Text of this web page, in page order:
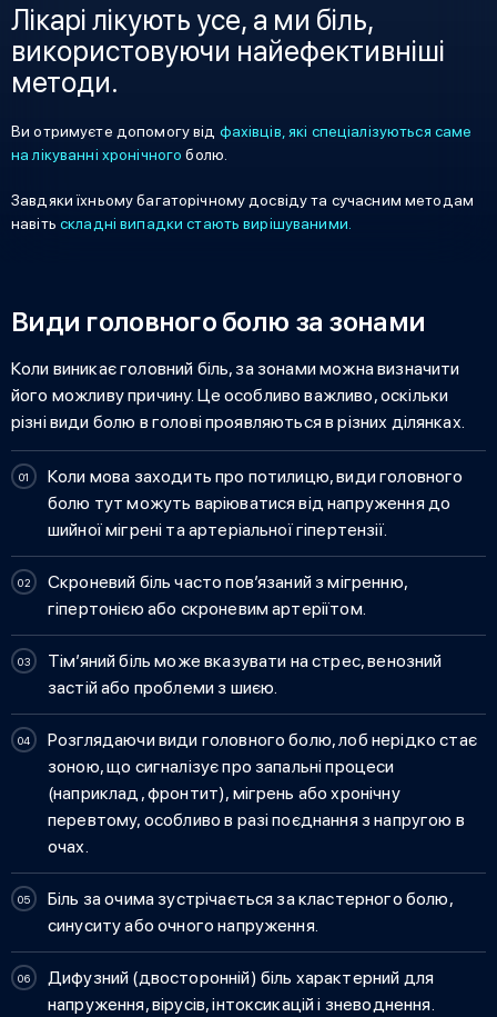
Лікарі лікують усе, а ми біль,
використовуючи найефективніші
методи.
Ви отримуєте допомогу від фахівців, які спеціалізуються саме
на лікуванні хронічного болю.
Завдяки їхньому багаторічному досвіду та сучасним методам
навіть складні випадки стають вирішуваними.
Види головного болю за зонами
Коли виникаєголовний біль, за зонамиможна визначити
його можливу причину. Це особливо важливо, оскільки
різнівиди болю в головіпроявляються в різних ділянках.
Коли мова заходить про потилицю, види головного
болю тут можуть варіюватися від напруження до
шийної мігрені та артеріальної гіпертензії.
Скроневий біль часто пов’язаний з мігренню,
гіпертонією або скроневим артеріїтом.
Тім’яний біль може вказувати на стрес, венозний
застій або проблеми з шиєю.
Розглядаючивиди головного болю, лоб нерідко стає
зоною, що сигналізує про запальні процеси
(наприклад, фронтит), мігрень або хронічну
перевтому, особливо в разі поєднання з напругою в
очах.
Біль за очима зустрічається за кластерного болю,
синуситу або очного напруження.
Дифузний (двосторонній) біль характерний для
напруження, вірусів, інтоксикацій і зневоднення.